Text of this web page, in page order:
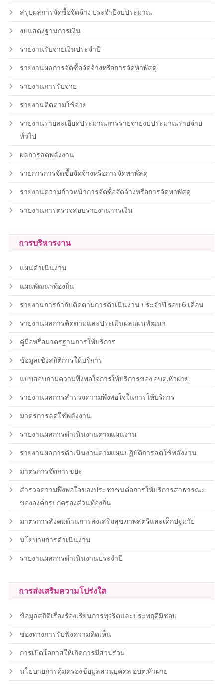
สรุปผลการจัดซื้อจัดจ้าง ประจำปีงบประมาณ
งบแสดงฐานการเงิน
รายงานรับจ่ายเงินประจำปี
รายงานผลการจัดซื้อจัดจ้างหรือการจัดหาพัสดุ
รายงานการรับจ่าย
รายงานติดตามใช้จ่าย
รายงานรายละเอียดประมาณการรายจ่ายงบประมาณรายจ่าย
ทั่วไป
ผลการลดพลังงาน
รายการการจัดซื้อจัดจ้างหรือการจัดหาพัสดุ
รายงานความก้าวหน้าการจัดซื้อจัดจ้างหรือการจัดหาพัสดุ
รายงานการตรวจสอบรายงานการเงิน
การบริหารงาน
แผนดำเนินงาน
แผนพัฒนาท้องถิ่น
รายงานการกำกับติดตามการดำเนินงาน ประจำปี รอบ 6 เดือน
รายงานผลการติดตามและประเมินผลแผนพัฒนา
คู่มือหรือมาตรฐานการให้บริการ
ข้อมูลเชิงสถิติการให้บริการ
แบบสอบถามความพึงพอใจการให้บริการของ อบต.หัวฝาย
รายงานผลการสำรวจความพึงพอใจในการให้บริการ
มาตรการลดใช้พลังงาน
รายงานผลการดำเนินงานตามแผนงาน
รายงานผลการดำเนินงานตามแผนปฏิบัติการลดใช้พลังงาน
มาตรการจัดการขยะ
สำรวจความพึงพอใจของประชาชนต่อการให้บริการสาธารณะ
ขององค์กรปกครองส่วนท้องถิ่น
มาตรการสังคมด้านการส่งเสริมสุขภาพสตรีและเด็กปฐมวัย
นโยบายการดำเนินงาน
รายงานผลการดำเนินงานประจำปี
การส่งเสริมความโปร่งใส
ข้อมูลสถิติเรื่องร้องเรียนการทุจริตและประพฤติมิชอบ
ช่องทางการรับฟังความคิดเห็น
การเปิดโอกาสให้เกิดการมีส่วนร่วม
นโยบายการคุ้มครองข้อมูลส่วนบุคคล อบต.หัวฝาย